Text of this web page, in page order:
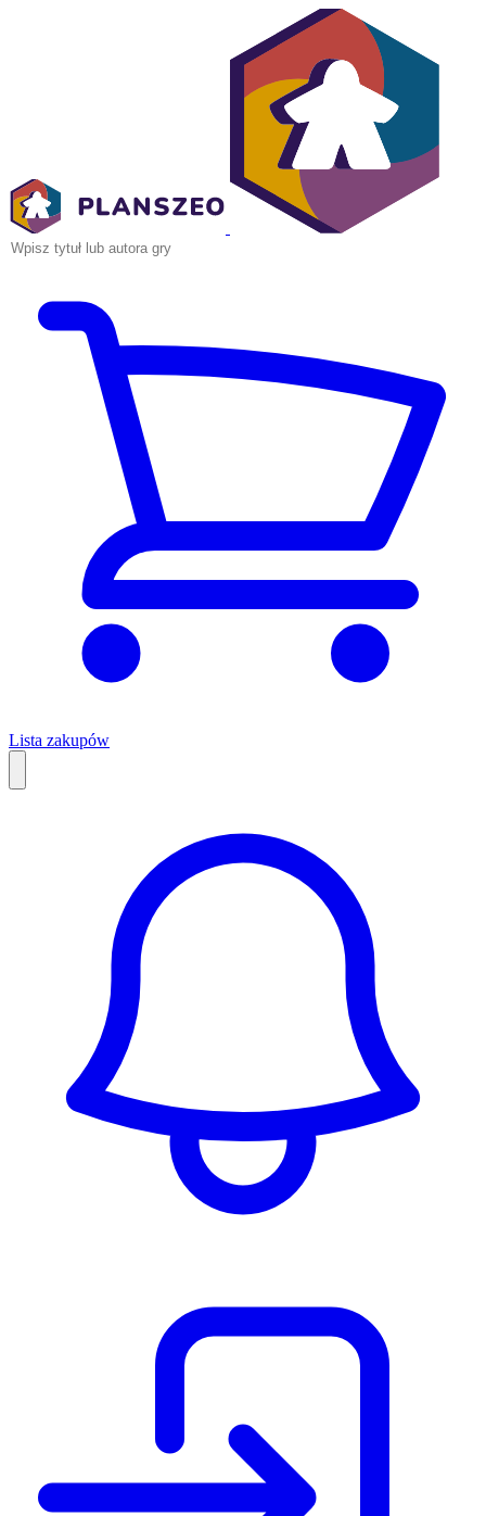
Lista zakupów